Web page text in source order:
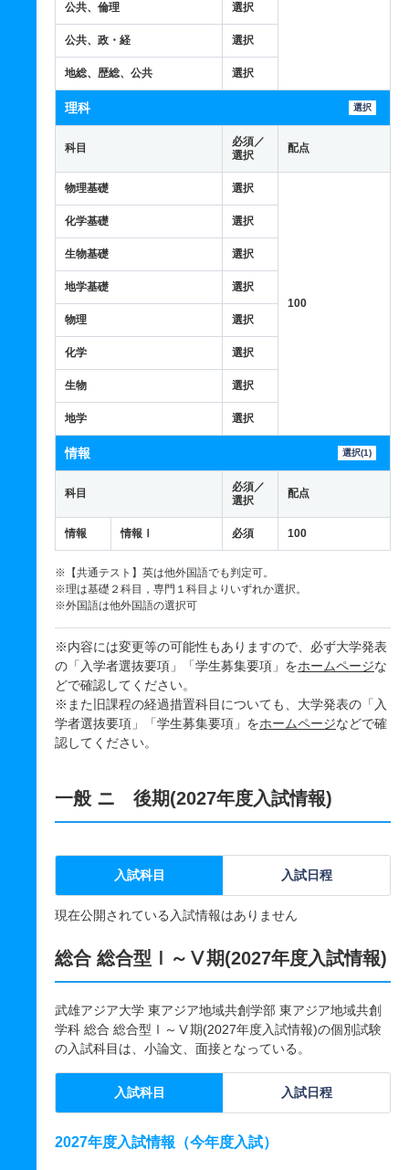
公共、倫理 選択
公共、政・経 選択
地総、歴総、公共 選択
理科 選択
科目
必須／
選択
配点
物理基礎 選択
100
化学基礎 選択
生物基礎 選択
地学基礎 選択
物理 選択
化学 選択
生物 選択
地学 選択
情報 選択(1)
科目
必須／
選択
配点
情報 情報Ⅰ 必須 100
※【共通テスト】英は他外国語でも判定可。
※理は基礎２科目，専門１科目よりいずれか選択。
※外国語は他外国語の選択可
※内容には変更等の可能性もありますので、必ず大学発表
の「入学者選抜要項」「学生募集要項」をホームページな
どで確認してください。
※また旧課程の経過措置科目についても、大学発表の「入
学者選抜要項」「学生募集要項」をホームページなどで確
認してください。
一般 ニ 後期(2027年度入試情報)
入試科目 入試日程
現在公開されている入試情報はありません
総合 総合型Ⅰ～Ⅴ期(2027年度入試情報)
武雄アジア大学 東アジア地域共創学部 東アジア地域共創
学科 総合 総合型Ⅰ～Ⅴ期(2027年度入試情報)の個別試験
の入試科目は、小論文、面接となっている。
入試科目 入試日程
2027年度入試情報（今年度入試）